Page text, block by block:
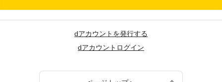
dアカウントを発行する
dアカウントログイン